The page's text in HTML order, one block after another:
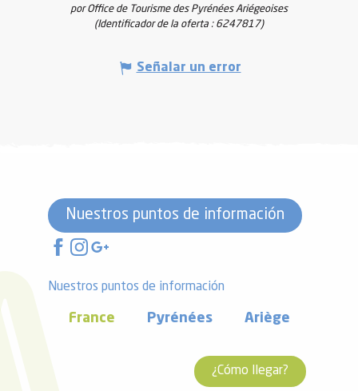
por Office de Tourisme des Pyrénées Ariégeoises
(Identificador de la oferta : 6247817)
Señalar un error
Nuestros puntos de información
Nuestros puntos de información
France Pyrénées Ariège
¿Cómo llegar?